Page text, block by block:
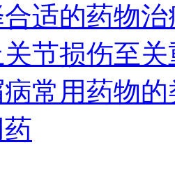
适的药物
节损伤至
常用药物